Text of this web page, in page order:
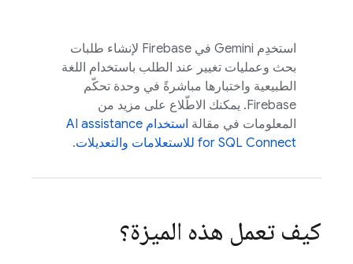
استخدِم Gemini في Firebase لإنشاء طلبات
بحث وعمليات تغيير عند الطلب باستخدام اللغة
الطبيعية واختبارها مباشرةً في وحدة تحكّم
Firebase. يمكنك الاطّلاع على مزيد من
المعلومات في مقالة استخدام AI assistance
for SQL Connect للاستعلامات والتعديلات.
كيف تعمل هذه الميزة؟